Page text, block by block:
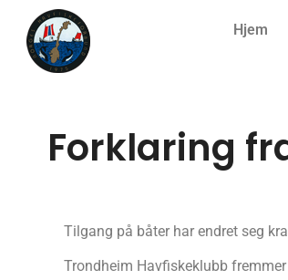
Hjem
Forklaring
Tilgang på båter har endret seg
Trondheim Havfiskeklubb